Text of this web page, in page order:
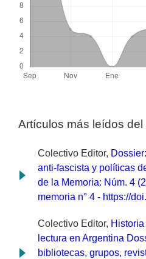
Artículos más leídos
Colectivo Editor,
anti-fascista y políticas
de la Memoria: Núm. 4
memoria n° 4 - https://
Colectivo Editor,
lectura en Argentina
bibliotecas, grupos,